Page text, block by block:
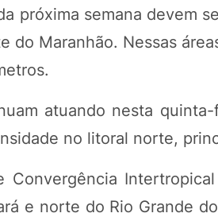
próxima semana devem
do Maranhão. Nessas
atuando nesta
no litoral norte,
e norte do Rio Grande